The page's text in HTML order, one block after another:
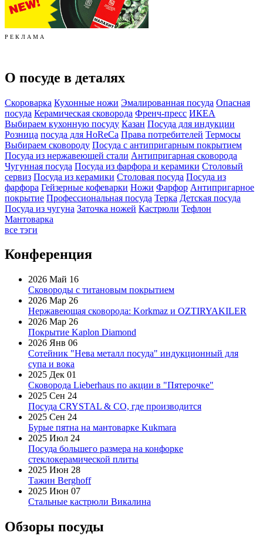
Р Е К Л А М А
О посуде в деталях
Скороварка Кухонные ножи Эмалированная посуда Опасная
посуда Керамическая сковорода Френч-пресс ИКЕА
Выбираем кухонную посуду Казан Посуда для индукции
Розница посуда для HoReCa Права потребителей Термосы
Выбираем сковороду Посуда с антипригарным покрытием
Посуда из нержавеющей стали Антипригарная сковорода
Чугунная посуда Посуда из фарфора и керамики Столовый
сервиз Посуда из керамики Столовая посуда Посуда из
фарфора Гейзерные кофеварки Ножи Фарфор Антипригарное
покрытие Профессиональная посуда Терка Детская посуда
Посуда из чугуна Заточка ножей Кастрюли Тефлон
Мантоварка
все тэги
Конференция
2026 Май 16
Сковороды с титановым покрытием
2026 Мар 26
Нержавеющая сковорода: Korkmaz и OZTIRYAKILER
2026 Мар 26
Покрытие Kaplon Diamond
2026 Янв 06
Сотейник "Нева металл посуда" индукционный для
супа и вока
2025 Дек 01
Сковорода Lieberhaus по акции в "Пятерочке"
2025 Сен 24
Посуда CRYSTAL & CO, где производится
2025 Сен 24
Бурые пятна на мантоварке Kukmara
2025 Июл 24
Посуда большего размера на конфорке
стеклокерамической плиты
2025 Июн 28
Тажин Berghoff
2025 Июн 07
Стальные кастрюли Викалина
Обзоры посуды